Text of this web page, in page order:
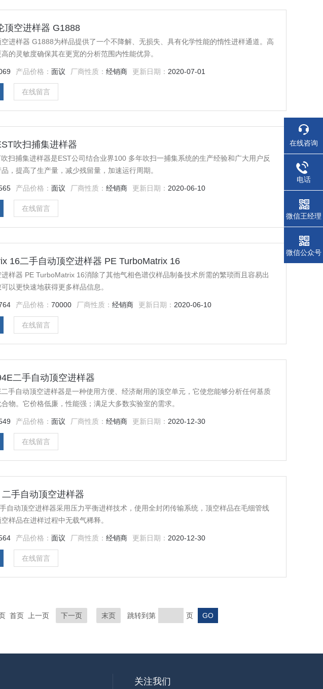
顶空进样器 G1888
空进样器 G1888为样品提供了一个不降解、无损失、具有化学性能的惰性进样通道。高
的灵敏度确保其在更宽的分析范围内性能优异。
产品价格：面议 厂商性质：经销商 更新日期： 2020-07-01
在线留言
吹扫捕集进样器
扫捕集进样器是EST公司结合业界100 多年吹扫一捕集系统的生产经验和广大用户反
，提高了生产量，减少残留量，加速运行周期。
产品价格：面议 厂商性质：经销商 更新日期： 2020-06-10
在线留言
16二手自动顶空进样器 PE TurboMatrix 16
进样器 PE TurboMatrix 16消除了其他气相色谱仪样品制备技术所需的繁琐而且容易出
以更快速地获得更多样品信息。
产品价格：70000 厂商性质：经销商 更新日期： 2020-06-10
在线留言
二手自动顶空进样器
手自动顶空进样器是一种使用方便、经济耐用的顶空单元，它使您能够分析任何基质
物。它价格低廉，性能强；满足大多数实验室的需求。
产品价格：面议 厂商性质：经销商 更新日期： 2020-12-30
在线留言
手自动顶空进样器
自动顶空进样器采用压力平衡进样技术，使用全封闭传输系统，顶空样品在毛细管线
样品在进样过程中无载气稀释。
产品价格：面议 厂商性质：经销商 更新日期： 2020-12-30
在线留言
首页 上一页 下一页 末页 跳转到第 页
关注我们
在线咨询
电话
微信王经理
微信公众号